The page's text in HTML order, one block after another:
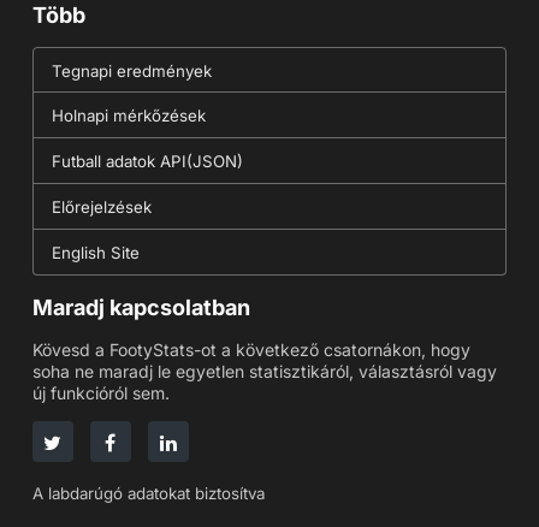
Több
Tegnapi eredmények
Holnapi mérkőzések
Futball adatok API(JSON)
Előrejelzések
English Site
Maradj kapcsolatban
Kövesd a FootyStats-ot a következő csatornákon, hogy
soha ne maradj le egyetlen statisztikáról, választásról vagy
új funkcióról sem.
A labdarúgó adatokat biztosítva